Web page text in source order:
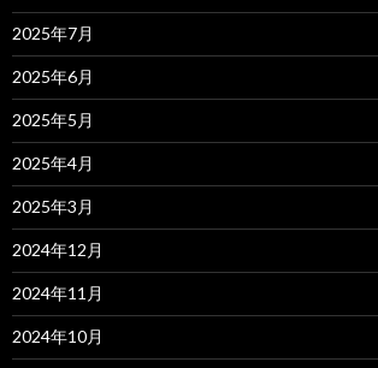
2025年7月
2025年6月
2025年5月
2025年4月
2025年3月
2024年12月
2024年11月
2024年10月